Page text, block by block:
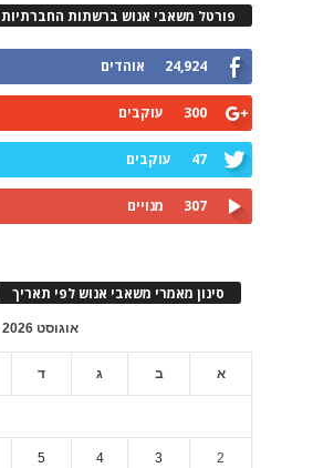
פורטל משאבי אנוש ברשתות החברתיות
24,924 אוהדים
300 עוקבים
47 עוקבים
307 מנויים
סינון מאמרי משאבי אנוש לפי תאריך
אוגוסט 2026
א ב ג ד
2
3
4
5